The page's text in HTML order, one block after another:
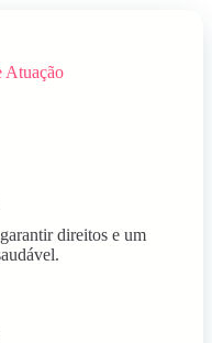
Atuação
direitos e um